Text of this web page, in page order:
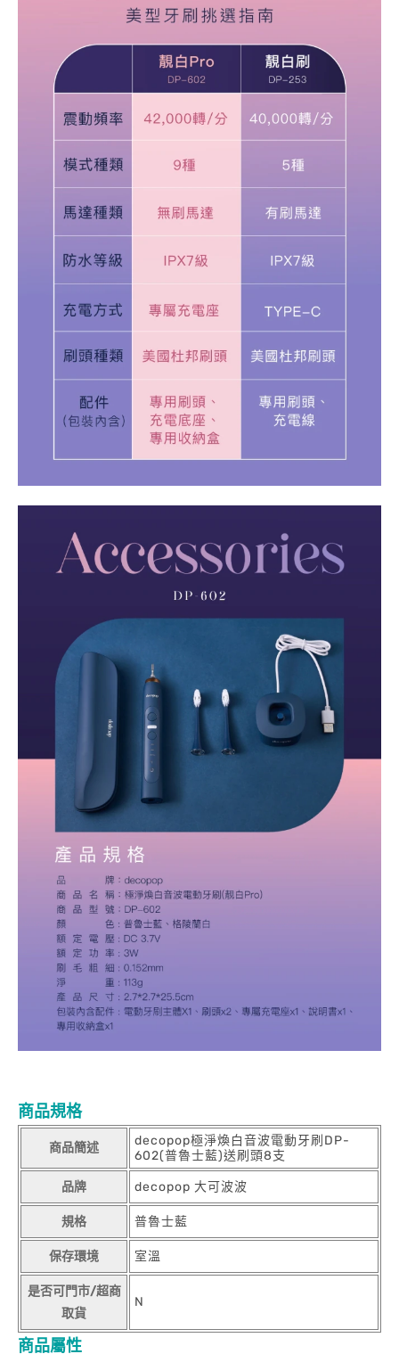
商品規格
商品簡述
decopop極淨煥白音波電動牙刷DP-
602(普魯士藍)送刷頭8支
品牌 decopop 大可波波
規格 普魯士藍
保存環境 室溫
是否可門市/超商
取貨
N
商品屬性